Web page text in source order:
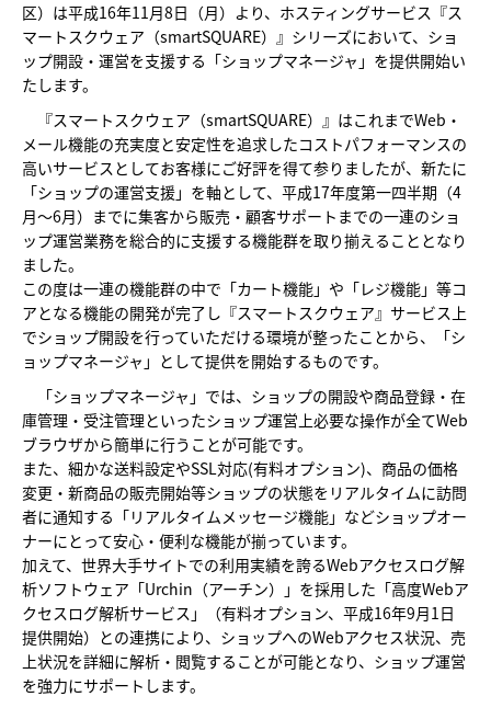
区）は平成16年11月8日（月）より、ホスティングサービス『ス
マートスクウェア（smartSQUARE）』シリーズにおいて、ショ
ップ開設・運営を支援する「ショップマネージャ」を提供開始い
たします。
『スマートスクウェア（smartSQUARE）』はこれまでWeb・
メール機能の充実度と安定性を追求したコストパフォーマンスの
高いサービスとしてお客様にご好評を得て参りましたが、新たに
「ショップの運営支援」を軸として、平成17年度第一四半期（4
月～6月）までに集客から販売・顧客サポートまでの一連のショ
ップ運営業務を総合的に支援する機能群を取り揃えることとなり
ました。
この度は一連の機能群の中で「カート機能」や「レジ機能」等コ
アとなる機能の開発が完了し『スマートスクウェア』サービス上
でショップ開設を行っていただける環境が整ったことから、「シ
ョップマネージャ」として提供を開始するものです。
「ショップマネージャ」では、ショップの開設や商品登録・在
庫管理・受注管理といったショップ運営上必要な操作が全てWeb
ブラウザから簡単に行うことが可能です。
また、細かな送料設定やSSL対応(有料オプション)、商品の価格
変更・新商品の販売開始等ショップの状態をリアルタイムに訪問
者に通知する「リアルタイムメッセージ機能」などショップオー
ナーにとって安心・便利な機能が揃っています。
加えて、世界大手サイトでの利用実績を誇るWebアクセスログ解
析ソフトウェア「Urchin（アーチン）」を採用した「高度Webア
クセスログ解析サービス」（有料オプション、平成16年9月1日
提供開始）との連携により、ショップへのWebアクセス状況、売
上状況を詳細に解析・閲覧することが可能となり、ショップ運営
を強力にサポートします。